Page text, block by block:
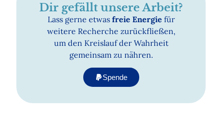
Dir gefällt unsere Arbeit?
Lass gerne etwas freie Energie für
weitere Recherche zurückfließen,
um den Kreislauf der Wahrheit
gemeinsam zu nähren.
Spende